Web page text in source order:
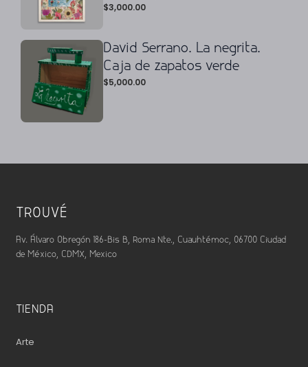
$3,000.00
David Serrano. La negrita.
Caja de zapatos verde
$5,000.00
TROUVÉ
Av. Álvaro Obregón 186-Bis B, Roma Nte., Cuauhtémoc, 06700 Ciudad
de México, CDMX, Mexico
TIENDA
Arte